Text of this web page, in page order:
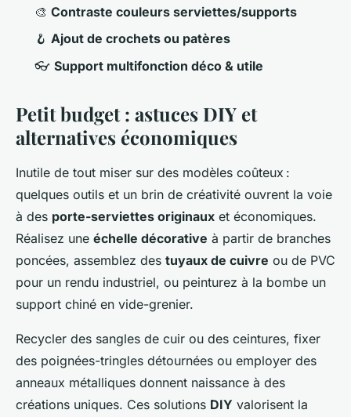
🎨 Contraste couleurs serviettes/supports
🪝 Ajout de crochets ou patères
👓 Support multifonction déco & utile
Petit budget : astuces DIY et
alternatives économiques
Inutile de tout miser sur des modèles coûteux :
quelques outils et un brin de créativité ouvrent la voie
à des porte-serviettes originaux et économiques.
Réalisez une échelle décorative à partir de branches
poncées, assemblez des tuyaux de cuivre ou de PVC
pour un rendu industriel, ou peinturez à la bombe un
support chiné en vide-grenier.
Recycler des sangles de cuir ou des ceintures, fixer
des poignées-tringles détournées ou employer des
anneaux métalliques donnent naissance à des
créations uniques. Ces solutions DIY valorisent la